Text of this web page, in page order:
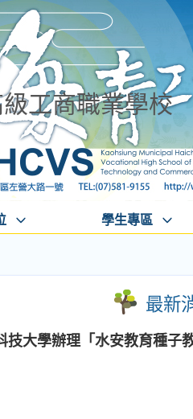
工商職業學校
學生專區
最新
技大學辦理「水安教育種子